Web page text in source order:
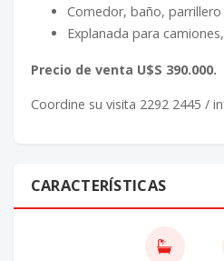
Comedor, baño, parrillero
Explanada para
Precio de venta U$S 390.000.
Coordine su visita 2292 2445 /
CARACTERÍSTICAS